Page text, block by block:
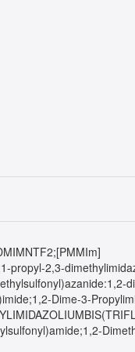
propyl-2,3-
Dime-3-